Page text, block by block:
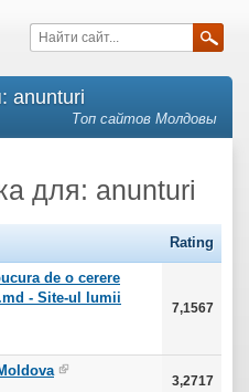
anunturi
Топ сайтов Молдовы
для: anunturi
Rating
de o cerere
- Site-ul lumii
7,1567
3,2717